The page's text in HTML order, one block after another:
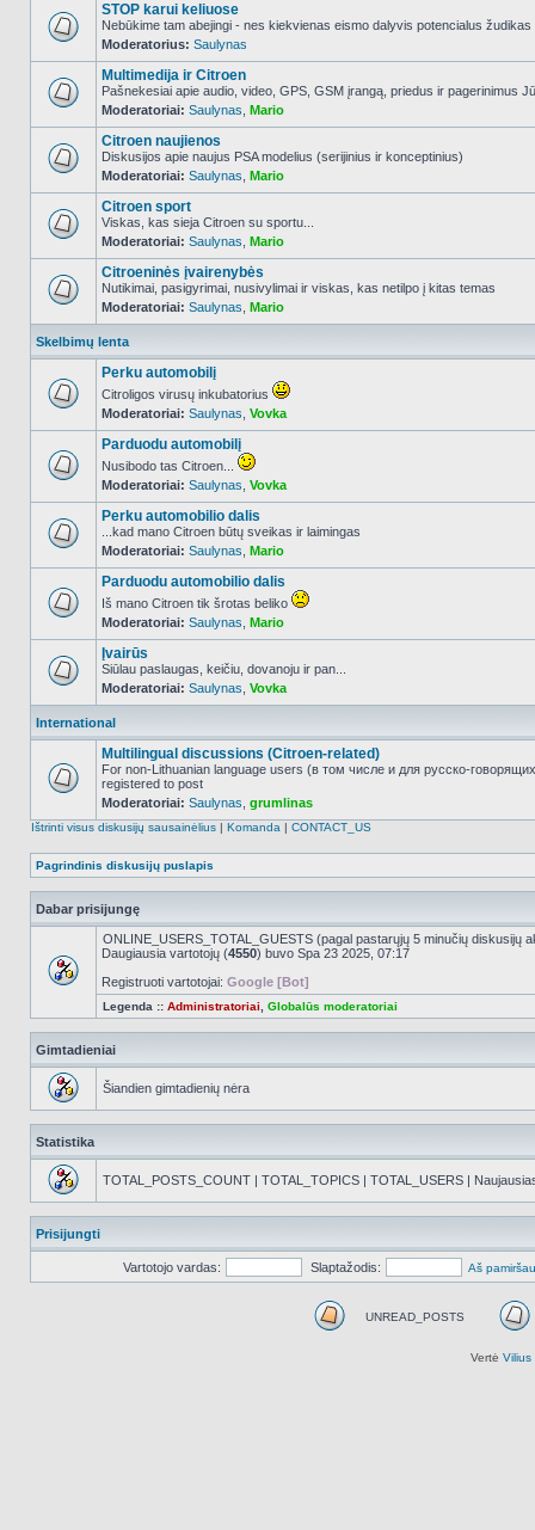
NO_UNREAD_POSTS
STOP karui keliuose
Nebūkime tam abejingi - nes kiekvienas eismo dalyvis potencialus žudikas
Moderatorius: Saulynas
NO_UNREAD_POSTS
Multimedija ir Citroen
Pašnekesiai apie audio, video, GPS, GSM įrangą, priedus ir pagerinimus
Moderatoriai: Saulynas Mario
NO_UNREAD_POSTS
Citroen naujienos
Diskusijos apie naujus PSA modelius (serijinius ir konceptinius)
Moderatoriai: Saulynas Mario
NO_UNREAD_POSTS
Citroen sport
Viskas, kas sieja Citroen su sportu...
Moderatoriai: Saulynas Mario
NO_UNREAD_POSTS
Citroeninės įvairenybės
Nutikimai, pasigyrimai, nusivylimai ir viskas, kas netilpo į kitas temas
Moderatoriai: Saulynas Mario
Skelbimų lenta
NO_UNREAD_POSTS
Perku automobilį
Citroligos virusų inkubatorius
Moderatoriai: Saulynas Vovka
NO_UNREAD_POSTS
Parduodu automobilį
Nusibodo tas Citroen...
Moderatoriai: Saulynas Vovka
NO_UNREAD_POSTS
Perku automobilio dalis
...kad mano Citroen būtų sveikas ir laimingas
Moderatoriai: Saulynas Mario
NO_UNREAD_POSTS
Parduodu automobilio dalis
Iš mano Citroen tik šrotas beliko
Moderatoriai: Saulynas Mario
NO_UNREAD_POSTS
Įvairūs
Siūlau paslaugas, keičiu, dovanoju ir pan...
Moderatoriai: Saulynas Vovka
International
NO_UNREAD_POSTS
Multilingual discussions (Citroen-related)
For non-Lithuanian language users (в том числе и для русско-
registered to post
Moderatoriai: Saulynas grumlinas
Ištrinti visus diskusijų sausainėlius | Komanda | CONTACT_US
Pagrindinis diskusijų puslapis
Dabar prisijungę
ONLINE_USERS_TOTAL_GUESTS (pagal pastarųjų 5 minučių diskusijų
Daugiausia vartotojų (4550) buvo Spa 23 2025, 07:17
Registruoti vartotojai: Google [Bot]
Legenda :: Administratoriai Globalūs moderatoriai
Gimtadieniai
Šiandien gimtadienių nėra
Statistika
TOTAL_POSTS_COUNT | TOTAL_TOPICS | TOTAL_USERS |
Prisijungti
Vartotojo vardas: Slaptažodis: Aš
UNREAD_POSTS
Vertė Vilius